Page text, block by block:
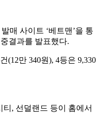
매 사이트 ‘베트맨’을 통
결과를 발표했다.
(12만 340원), 4등은 9,330
, 선덜랜드 등이 홈에서